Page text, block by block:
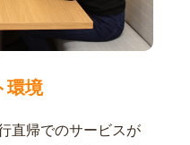
環境
直帰でのサービスが